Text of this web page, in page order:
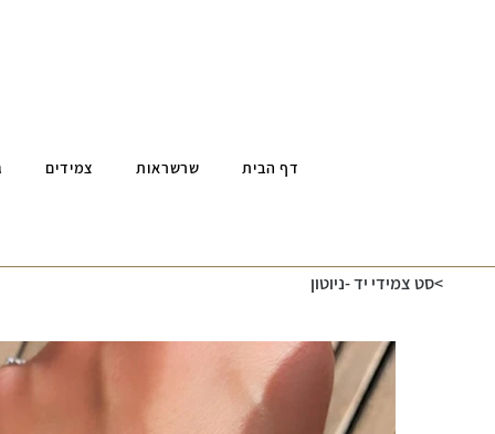
דף הבית שרשראות צמידים
>סט צמידי יד -ניוטון